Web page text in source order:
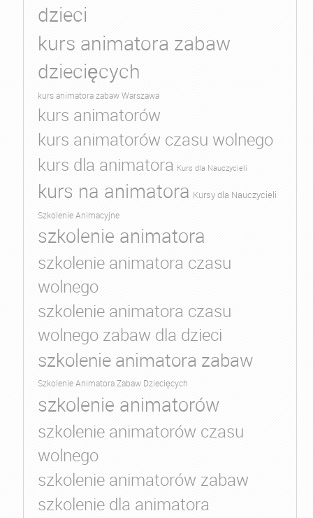
dzieci
kurs animatora zabaw
dziecięcych
kurs animatora zabaw Warszawa
kurs animatorów
kurs animatorów czasu wolnego
kurs dla animatora Kurs dla Nauczycieli
kurs na animatora Kursy dla Nauczycieli
Szkolenie Animacyjne
szkolenie animatora
szkolenie animatora czasu
wolnego
szkolenie animatora czasu
wolnego zabaw dla dzieci
szkolenie animatora zabaw
Szkolenie Animatora Zabaw Dziecięcych
szkolenie animatorów
szkolenie animatorów czasu
wolnego
szkolenie animatorów zabaw
szkolenie dla animatora